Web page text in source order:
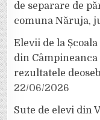
de separare de
comuna Năruja,
Elevii de la
din
rezultatele
22/06/2026
Sute de elevi din